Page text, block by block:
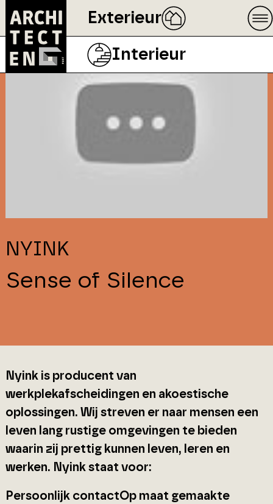
Exterieur
Interieur
NYINK
Sense of Silence
Nyink is producent van
werkplekafscheidingen en akoestische
oplossingen. Wij streven er naar mensen een
leven lang rustige omgevingen te bieden
waarin zij prettig kunnen leven, leren en
werken. Nyink staat voor:
Persoonlijk contactOp maat gemaakte